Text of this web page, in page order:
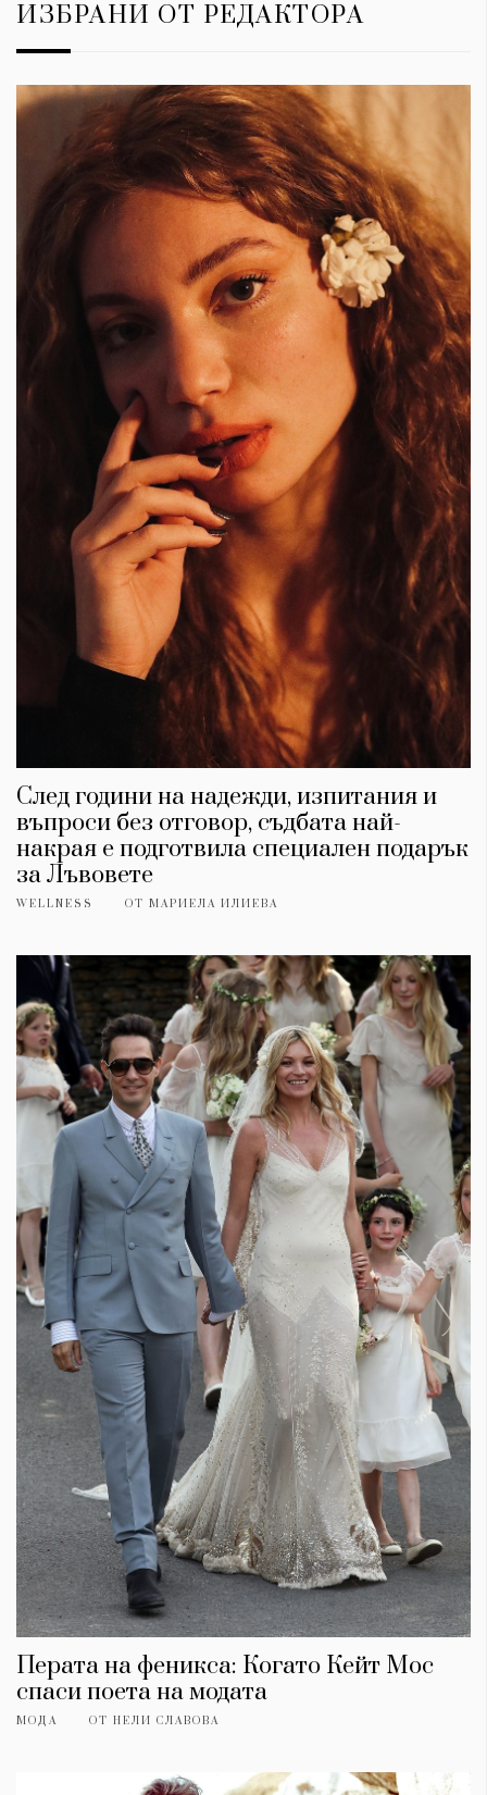
ИЗБРАНИ ОТ РЕДАКТОРА
След години на надежди, изпитания и
въпроси без отговор, съдбата най-
накрая е подготвила специален подарък
за Лъвовете
WELLNESS ОТ МАРИЕЛА ИЛИЕВА
Перата на феникса: Когато Кейт Мос
спаси поета на модата
МОДА ОТ НЕЛИ СЛАВОВА